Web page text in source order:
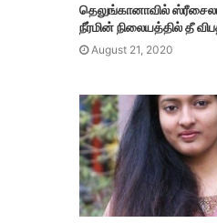
தெலுங்கானாவில்
நீர்மின் நிலையத்தில் தீ
August 21, 2020